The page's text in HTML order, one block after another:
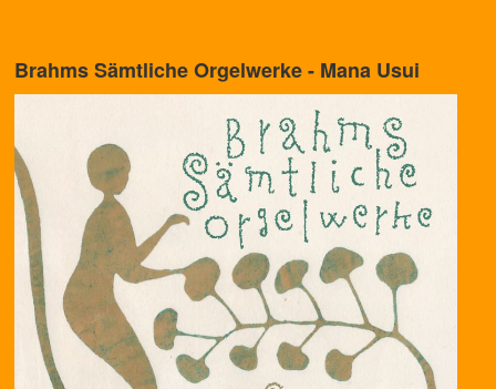
Brahms Sämtliche Orgelwerke - Mana Usui